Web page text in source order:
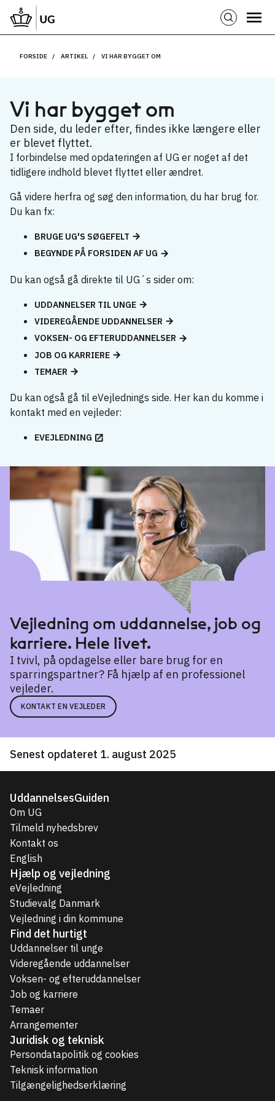
FORSIDE ARTIKEL VI HAR BYGGET OM
Vi har bygget om
Den side, du leder efter, findes ikke længere eller
er blevet flyttet.
I forbindelse med opdateringen af UG er noget af det
tidligere indhold blevet flyttet eller ændret.
Gå videre herfra og søg den information, du har brug for.
Du kan fx:
BRUGE UG'S SØGEFELT
BEGYNDE PÅ FORSIDEN AF UG
Du kan også gå direkte til UG´s sider om:
UDDANNELSER TIL UNGE
VIDEREGÅENDE UDDANNELSER
VOKSEN- OG EFTERUDDANNELSER
JOB OG KARRIERE
TEMAER
Du kan også gå til eVejlednings side. Her kan du komme i
kontakt med en vejleder:
EVEJLEDNING
Vejledning om uddannelse, job og
karriere. Hele livet.
I tvivl, på opdagelse eller bare brug for en
sparringspartner? Få hjælp af en professionel
vejleder.
KONTAKT EN VEJLEDER
Senest opdateret 1. august 2025
UddannelsesGuiden
Om UG
Tilmeld nyhedsbrev
Kontakt os
English
Hjælp og vejledning
eVejledning
Studievalg Danmark
Vejledning i din kommune
Find det hurtigt
Uddannelser til unge
Videregående uddannelser
Voksen- og efteruddannelser
Job og karriere
Temaer
Arrangementer
Juridisk og teknisk
Persondatapolitik og cookies
Teknisk information
Tilgængelighedserklæring